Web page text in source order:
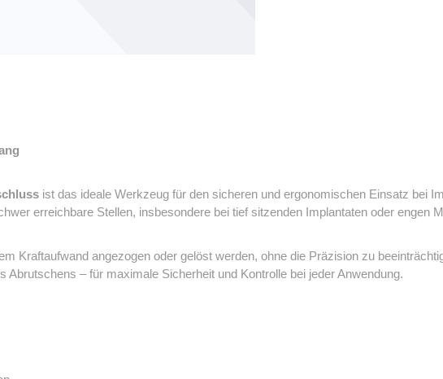
ist das ideale Werkzeug für den sicheren und ergonomischen Einsatz bei
erreichbare Stellen, insbesondere bei tief sitzenden Implantaten oder engen
Kraftaufwand angezogen oder gelöst werden, ohne die Präzision zu
– für maximale Sicherheit und Kontrolle bei jeder Anwendung.